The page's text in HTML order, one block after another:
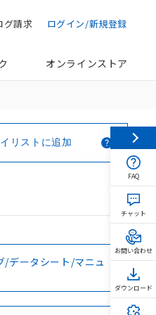
ログイン/新規登録
グ請求
オンラインストア
リストに追加
/データシート/マニュ
FAQ
チャット
お問い合わせ
ダウンロード